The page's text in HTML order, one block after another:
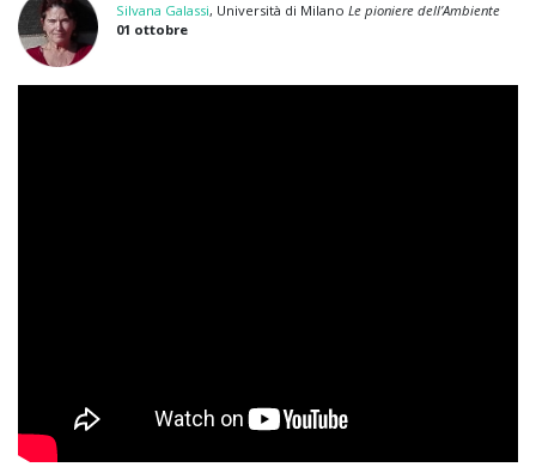
Silvana Galassi, Università di Milano Le pioniere dell’Ambiente
01 ottobre